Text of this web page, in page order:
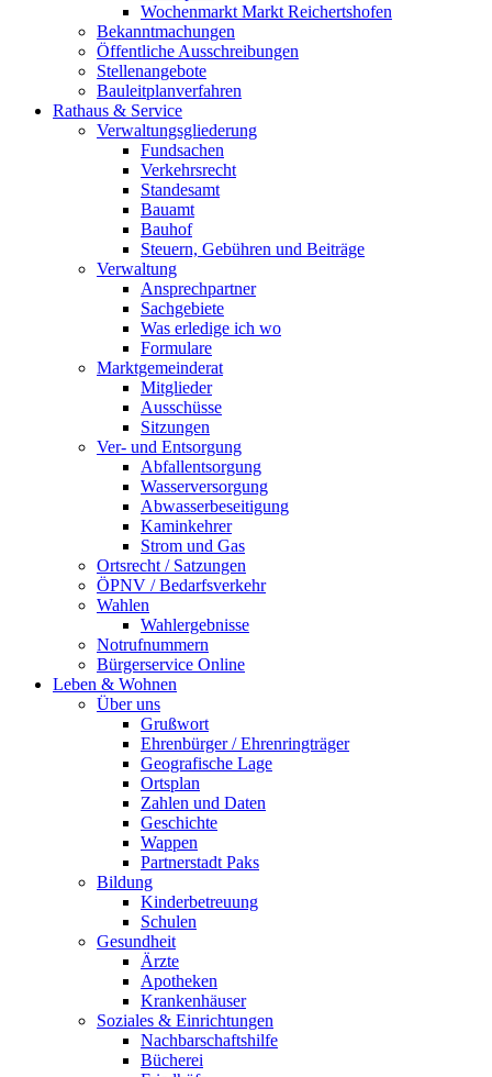
Wochenmarkt Markt Reichertshofen
Bekanntmachungen
Öffentliche Ausschreibungen
Stellenangebote
Bauleitplanverfahren
Rathaus & Service
Verwaltungsgliederung
Fundsachen
Verkehrsrecht
Standesamt
Bauamt
Bauhof
Steuern, Gebühren und Beiträge
Verwaltung
Ansprechpartner
Sachgebiete
Was erledige ich wo
Formulare
Marktgemeinderat
Mitglieder
Ausschüsse
Sitzungen
Ver- und Entsorgung
Abfallentsorgung
Wasserversorgung
Abwasserbeseitigung
Kaminkehrer
Strom und Gas
Ortsrecht / Satzungen
ÖPNV / Bedarfsverkehr
Wahlen
Wahlergebnisse
Notrufnummern
Bürgerservice Online
Leben & Wohnen
Über uns
Grußwort
Ehrenbürger / Ehrenringträger
Geografische Lage
Ortsplan
Zahlen und Daten
Geschichte
Wappen
Partnerstadt Paks
Bildung
Kinderbetreuung
Schulen
Gesundheit
Ärzte
Apotheken
Krankenhäuser
Soziales & Einrichtungen
Nachbarschaftshilfe
Bücherei